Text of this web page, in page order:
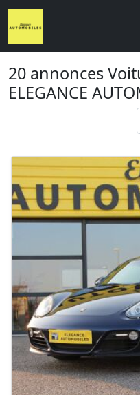
20 annonces
ELEGANCE